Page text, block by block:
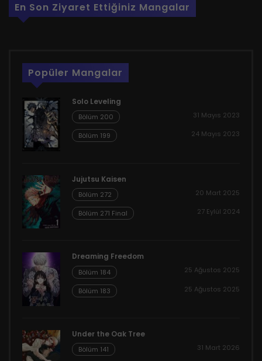
En Son Ziyaret Ettiğiniz Mangalar
Popüler Mangalar
Solo Leveling
Bölüm 200 31 Mayıs 2023
Bölüm 199 24 Mayıs 2023
Jujutsu Kaisen
Bölüm 272 20 Mart 2025
Bölüm 271 Final 27 Eylül 2024
Dreaming Freedom
Bölüm 184 25 Ağustos 2025
Bölüm 183 25 Ağustos 2025
Under the Oak Tree
Bölüm 141 31 Mart 2026